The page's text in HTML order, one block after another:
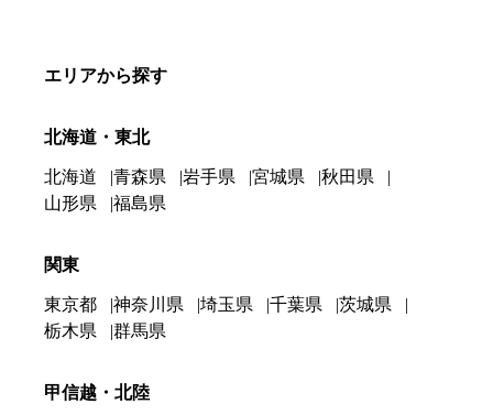
エリアから探す
北海道・東北
北海道 青森県 岩手県 宮城県
秋田県
山形県
福島県
関東
東京都 神奈川県 埼玉県 千葉県
茨城県
栃木県
群馬県
甲信越・北陸